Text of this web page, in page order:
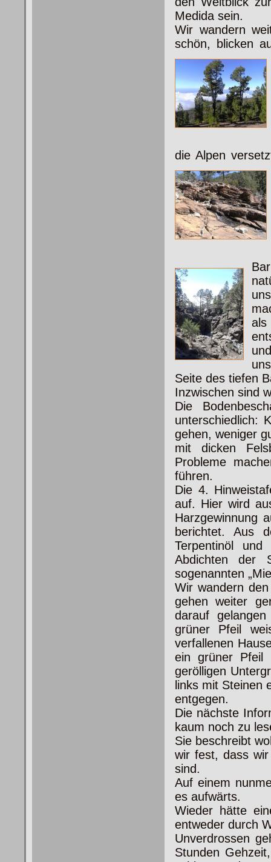
Medida sein.
Wir wandern
schön, blicken
die Alpen
als
Seite des tiefen
Inzwischen sind
Die
unterschiedlich:
gehen, weniger
mit dicken
Probleme
führen.
Die 4.
auf. Hier wird
Harzgewinnung
berichtet. Aus
Terpentinöl
Abdichten der
sogenannten
Wir wandern
gehen weiter
darauf
grüner Pfeil
verfallenen
ein grüner Pfeil
gerölligen
links mit Steinen
entgegen.
Die nächste
kaum noch zu
Sie beschreibt
wir fest, dass
sind.
Auf einem
es aufwärts.
Wieder hätte
entweder durch
Unverdrossen
Stunden